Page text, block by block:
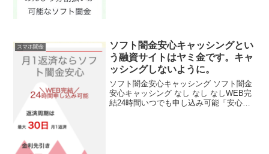
スマホ闇金
ソフト闇金安心キャッシングとい
う融資サイトはヤミ金です。キャ
ッシングしないように。
ソフト闇金安心キャッシング ソフト闇金
安心キャッシング なし なし なしWEB完
結24時間いつでも申し込み可能「安心・